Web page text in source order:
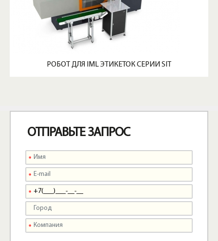
РОБОТ ДЛЯ IML ЭТИКЕТОК СЕРИИ SIT
ОТПРАВЬТЕ ЗАПРОС